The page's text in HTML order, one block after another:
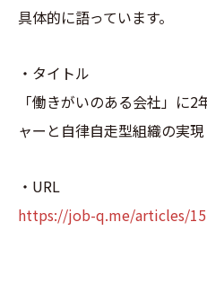
具体的に語っています。
・タイトル
「働きがいのある会社」に
ャーと自律自走型組織の実現
・URL
https://job-q.me/articles/